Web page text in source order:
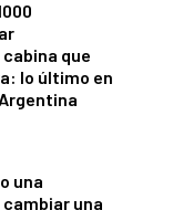
que
lo último en
una
una